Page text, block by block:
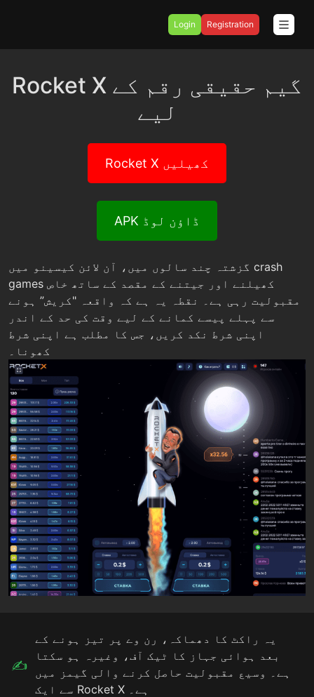
Login Registration
Rocket X گیم حقیقی رقم کے
لیے
Rocket X کھیلیں
APK ڈاؤن لوڈ
گزشتہ چند سالوں میں، آن لائن کیسینو میں crash
games کھیلنے اور جیتنے کے مقصد کے ساتھ خاص
مقبولیت رہی ہے۔ نقطہ یہ ہے کہ واقعہ "کریش” ہونے
سے پہلے پیسے کمانے کے لیے وقت کی حد کے اندر
اپنی شرط نکد کریں، جس کا مطلب ہے اپنی شرط
کھونا۔
یہ راکٹ کا دھماکہ، رن وے پر تیز ہونے کے
بعد ہوائی جہاز کا ٹیک آف، وغیرہ ہو سکتا
ہے۔ وسیع مقبولیت حاصل کرنے والی گیمز میں
سے ایک Rocket X ہے۔